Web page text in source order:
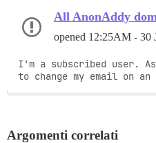
All AnonAddy
opened 12:25AM - 30
I'm a subscribed user.
to change my email on an
Argomenti correlati